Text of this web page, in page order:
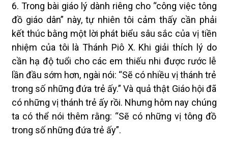
6. Trong bài giáo lý dành riêng cho “công việc tông
đồ giáo dân” này, tự nhiên tôi cảm thấy cần phải
kết thúc bằng một lời phát biểu sâu sắc của vị tiền
nhiệm của tôi là Thánh Piô X. Khi giải thích lý do
cần hạ độ tuổi cho các em thiếu nhi được rước lễ
lần đầu sớm hơn, ngài nói: “Sẽ có nhiều vị thánh trẻ
trong số những đứa trẻ ấy.” Và quả thật Giáo hội đã
có những vị thánh trẻ ấy rồi. Nhưng hôm nay chúng
ta có thể nói thêm rằng: “Sẽ có những vị tông đồ
trong số những đứa trẻ ấy”.